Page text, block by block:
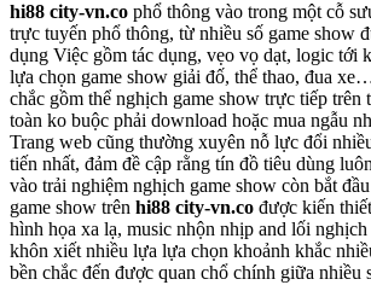
hi88 city-vn.co phổ thông vào trong một cỗ
trực tuyến phổ thông, từ nhiều số game show
dụng Việc gồm tác dụng, vẹo vọ dạt, logic tới
lựa chọn game show giải đố, thể thao, đua
chắc gồm thể nghịch game show trực tiếp trên
toàn ko buộc phải download hoặc mua ngẫu
Trang web cũng thường xuyên nỗ lực đổi
tiến nhất, đảm đề cập rằng tín đồ tiêu dùng
vào trải nghiệm nghịch game show còn bắt
game show trên hi88 city-vn.co được kiến
hình họa xa lạ, music nhộn nhịp and lối
khôn xiết nhiều lựa lựa chọn khoảnh khắc
bền chắc đến được quan chổ chính giữa nhiều